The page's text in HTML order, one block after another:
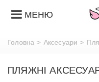
МЕНЮ
Головна > Аксесуари >
ПЛЯЖНІ